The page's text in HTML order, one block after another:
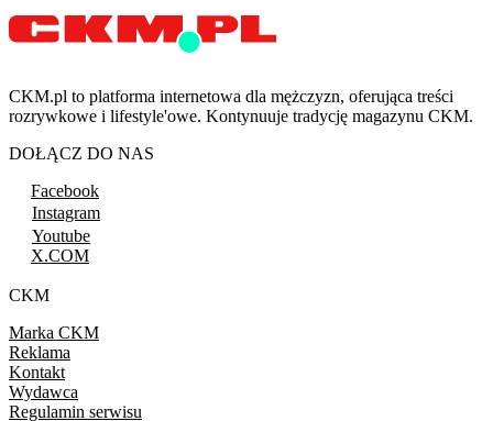
CKM.pl to platforma internetowa dla mężczyzn, oferująca treści
rozrywkowe i lifestyle'owe. Kontynuuje tradycję magazynu CKM.
DOŁĄCZ DO NAS
Facebook
Instagram
Youtube
X.COM
CKM
Marka CKM
Reklama
Kontakt
Wydawca
Regulamin serwisu